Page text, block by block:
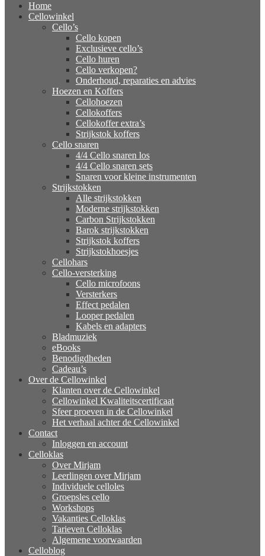
Home
Cellowinkel
Cello’s
Cello kopen
Exclusieve cello’s
Cello huren
Cello verkopen?
Onderhoud, reparaties en advies
Hoezen en Koffers
Cellohoezen
Cellokoffers
Cellokoffer extra’s
Strijkstok koffers
Cello snaren
4/4 Cello snaren los
4/4 Cello snaren sets
Snaren voor kleine instrumenten
Strijkstokken
Alle strijkstokken
Moderne strijkstokken
Carbon Strijkstokken
Barok strijkstokken
Strijkstok koffers
Strijkstokhoesjes
Cellohars
Cello-versterking
Cello microfoons
Versterkers
Effect pedalen
Looper pedalen
Kabels en adapters
Bladmuziek
eBooks
Benodigdheden
Cadeau’s
Over de Cellowinkel
Klanten over de Cellowinkel
Cellowinkel Kwaliteitscertificaat
Sfeer proeven in de Cellowinkel
Het verhaal achter de Cellowinkel
Contact
Inloggen en account
Celloklas
Over Mirjam
Leerlingen over Mirjam
Individuele celloles
Groepsles cello
Workshops
Vakanties Celloklas
Tarieven Celloklas
Algemene voorwaarden
Celloblog